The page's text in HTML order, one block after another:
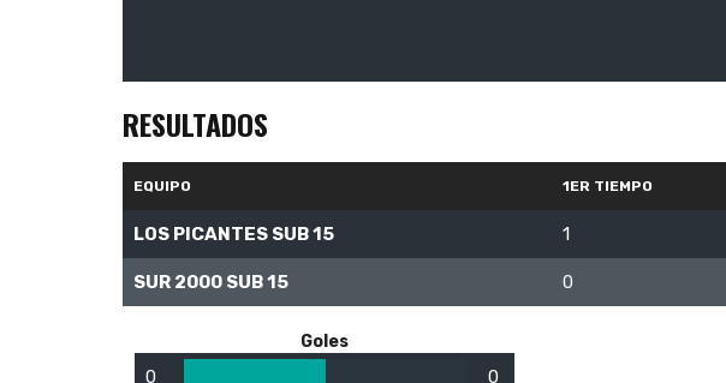
RESULTADOS
EQUIPO 1ER TIEMPO
LOS PICANTES SUB 15 1
SUR 2000 SUB 15 0
Goles
0 0